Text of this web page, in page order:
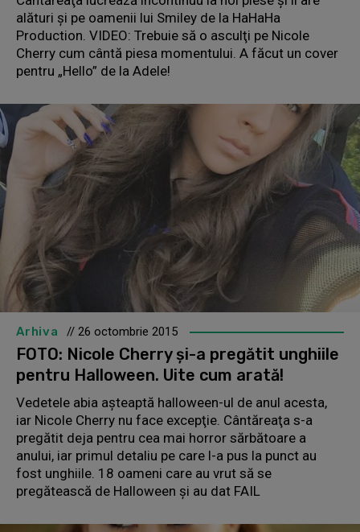
alături şi pe oamenii lui Smiley de la HaHaHa
Production. VIDEO: Trebuie să o asculţi pe Nicole
Cherry cum cântă piesa momentului. A făcut un cover
pentru „Hello” de la Adele!
Arhiva // 26 octombrie 2015
FOTO: Nicole Cherry şi-a pregătit unghiile
pentru Halloween. Uite cum arată!
Vedetele abia aşteaptă halloween-ul de anul acesta,
iar Nicole Cherry nu face excepţie. Cântăreaţa s-a
pregătit deja pentru cea mai horror sărbătoare a
anului, iar primul detaliu pe care l-a pus la punct au
fost unghiile. 18 oameni care au vrut să se
pregătească de Halloween și au dat FAIL